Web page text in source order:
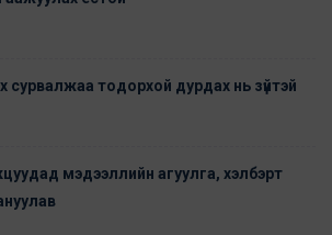
эх сурвалжаа тодорхой дурдах нь зүйтэй
мэдээллийн агуулга, хэлбэрт